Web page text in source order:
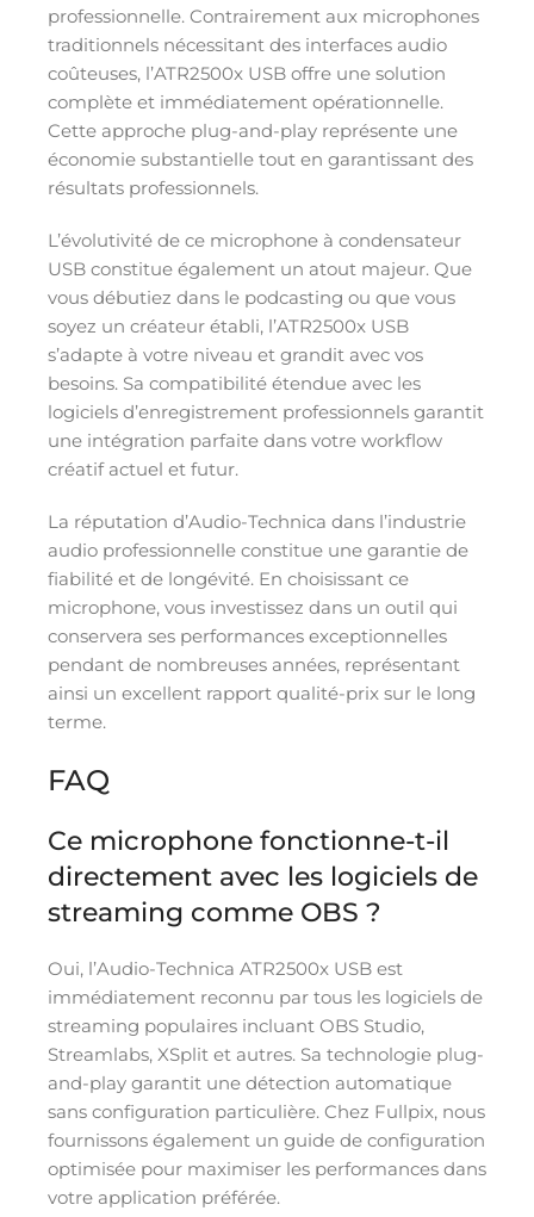
professionnelle. Contrairement aux microphones
traditionnels nécessitant des interfaces audio
coûteuses, l’ATR2500x USB offre une solution
complète et immédiatement opérationnelle.
Cette approche plug-and-play représente une
économie substantielle tout en garantissant des
résultats professionnels.
L’évolutivité de ce microphone à condensateur
USB constitue également un atout majeur. Que
vous débutiez dans le podcasting ou que vous
soyez un créateur établi, l’ATR2500x USB
s’adapte à votre niveau et grandit avec vos
besoins. Sa compatibilité étendue avec les
logiciels d’enregistrement professionnels garantit
une intégration parfaite dans votre workflow
créatif actuel et futur.
La réputation d’Audio-Technica dans l’industrie
audio professionnelle constitue une garantie de
fiabilité et de longévité. En choisissant ce
microphone, vous investissez dans un outil qui
conservera ses performances exceptionnelles
pendant de nombreuses années, représentant
ainsi un excellent rapport qualité-prix sur le long
terme.
FAQ
Ce microphone fonctionne-t-il
directement avec les logiciels de
streaming comme OBS ?
Oui, l’Audio-Technica ATR2500x USB est
immédiatement reconnu par tous les logiciels de
streaming populaires incluant OBS Studio,
Streamlabs, XSplit et autres. Sa technologie plug-
and-play garantit une détection automatique
sans configuration particulière. Chez Fullpix, nous
fournissons également un guide de configuration
optimisée pour maximiser les performances dans
votre application préférée.